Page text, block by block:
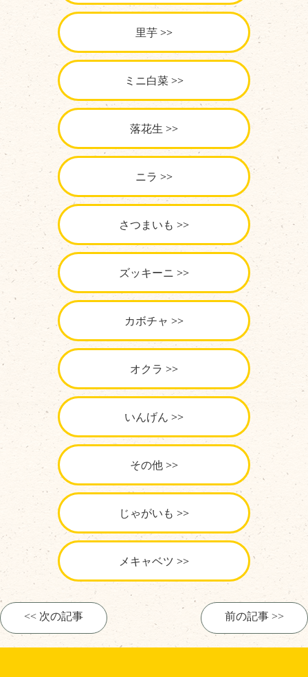
里芋
ミニ白菜
落花生
ニラ
さつまいも
ズッキーニ
カボチャ
オクラ
いんげん
その他
じゃがいも
メキャベツ
<< 次の記事 前の記事 >>